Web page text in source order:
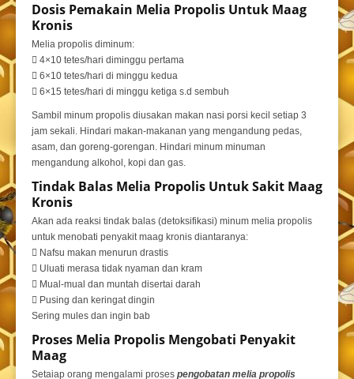
Dosis Pemakain Melia Propolis Untuk Maag
Kronis
Melia propolis diminum:
 4×10 tetes/hari diminggu pertama
 6×10 tetes/hari di minggu kedua
 6×15 tetes/hari di minggu ketiga s.d sembuh
Sambil minum propolis diusakan makan nasi porsi kecil setiap 3
jam sekali. Hindari makan-makanan yang mengandung pedas,
asam, dan goreng-gorengan. Hindari minum minuman
mengandung alkohol, kopi dan gas.
Tindak Balas Melia Propolis Untuk Sakit Maag
Kronis
Akan ada reaksi tindak balas (detoksifikasi) minum melia propolis
untuk menobati penyakit maag kronis diantaranya:
 Nafsu makan menurun drastis
 Uluati merasa tidak nyaman dan kram
 Mual-mual dan muntah disertai darah
 Pusing dan keringat dingin
Sering mules dan ingin bab
Proses Melia Propolis Mengobati Penyakit
Maag
Setaiap orang mengalami proses pengobatan melia propolis